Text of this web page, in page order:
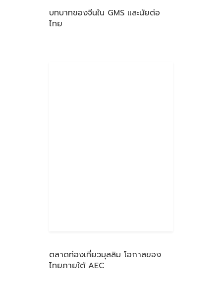
บทบาทของจีนใน GMS และนัยต่อ
ไทย
ตลาดท่องเที่ยวมุสลิม โอกาสของ
ไทยภายใต้ AEC